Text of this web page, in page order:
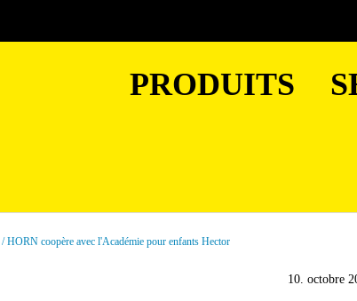
PRODUITS
HORN coopère avec l'Académie pour enfants Hector
10. octobre